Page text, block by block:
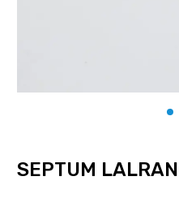
SEPTUM